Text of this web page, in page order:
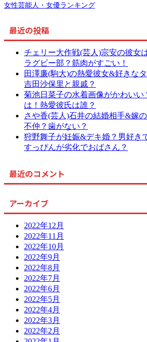
女性芸能人・女優ランキング
最近の投稿
チェリー大作戦(芸人)宗安の彼女
ラグビー部？筋肉がすごい！
田澤廉(駒大)の熱愛彼女&好きな
吉田沙保里と親戚？
菊池日菜子の水着画像がかわいい
は！熱愛彼氏は誰？
さや香(芸人)石井の結婚相手&嫁
不仲？歯がない？
狩野舞子が妊娠&デキ婚？男好き
すっぴんが劣化でおばさん？
最近のコメント
アーカイブ
2022年12月
2022年11月
2022年10月
2022年9月
2022年8月
2022年7月
2022年6月
2022年5月
2022年4月
2022年3月
2022年2月